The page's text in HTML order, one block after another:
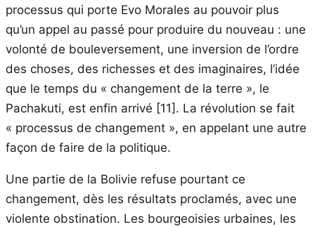
processus qui porte Evo Morales au pouvoir plus
qu’un appel au passé pour produire du nouveau : une
volonté de bouleversement, une inversion de l’ordre
des choses, des richesses et des imaginaires, l’idée
que le temps du « changement de la terre », le
Pachakuti, est enfin arrivé [11] . La révolution se fait
« processus de changement », en appelant une autre
façon de faire de la politique.
Une partie de la Bolivie refuse pourtant ce
changement, dès les résultats proclamés, avec une
violente obstination. Les bourgeoisies urbaines, les